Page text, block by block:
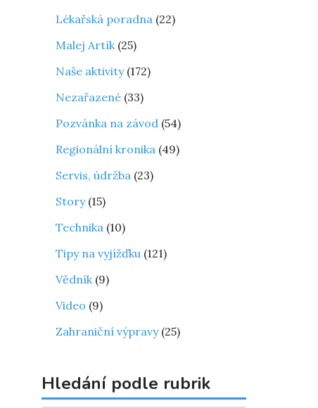
Lékařská poradna (22)
Malej Artík(25)
Naše aktivity(172)
Nezařazené (33)
Pozvánka na závod (54)
Regionální kronika (49)
Servis, údržba (23)
Story(15)
Technika (10)
Tipy na vyjížďku (121)
Vědník(9)
Video (9)
Zahraniční výpravy(25)
Hledání podle rubrik